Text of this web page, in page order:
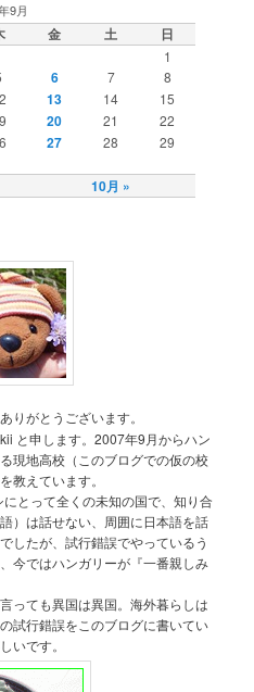
9月
金 土 日
10月 »
1
6 7
8
13 14
15
20 21
22
27 28
29
りがとうございます。
と申します。2007年9月からハン
現地高校（このブログでの仮の校
教えています。
とって全くの未知の国で、知り合
）は話せない、周囲に日本語を話
したが、試行錯誤でやっているう
今ではハンガリーが『一番親しみ
っても異国は異国。海外暮らしは
試行錯誤をこのブログに書いてい
いです。